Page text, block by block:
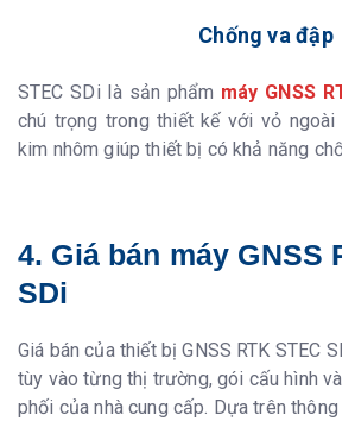
Chống va đập
STEC SDi là sản phẩm máy GNSS
chú trọng trong thiết kế với vỏ
kim nhôm giúp thiết bị có khả năng
4. Giá bán máy GNSS
SDi
Giá bán của thiết bị GNSS RTK STEC
tùy vào từng thị trường, gói cấu hình
phối của nhà cung cấp. Dựa trên